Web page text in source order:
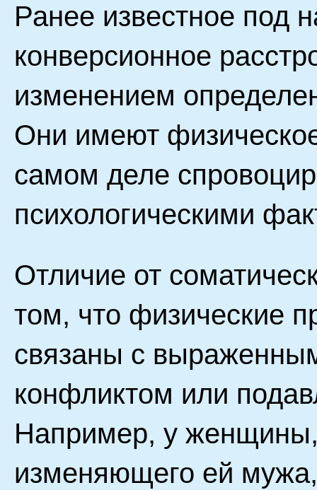
Ранее известное под
конверсионное
изменением
Они имеют
самом деле
психологическими
Отличие от
том, что физические
связаны с
конфликтом или
Например, у женщины,
изменяющего ей